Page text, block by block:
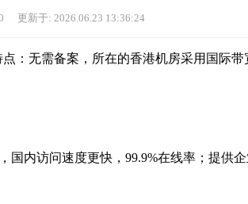
更新于: 2026.06.23 13:36:24
：无需备案，所在的香港机房采用国际
国内访问速度更快，99.9%在线率；提供